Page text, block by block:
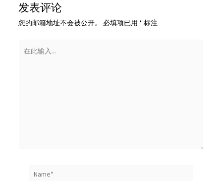
发表评论
您的邮箱地址不会被公开。 必填项已用 * 标注
Name*